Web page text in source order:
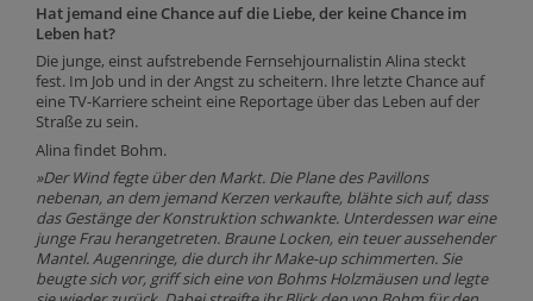
Hat jemand eine Chance auf die Liebe, der keine Chance im
Leben hat?
Die junge, einst aufstrebende Fernsehjournalistin Alina steckt
fest. Im Job und in der Angst zu scheitern. Ihre letzte Chance auf
eine TV-Karriere scheint eine Reportage über das Leben auf der
Straße zu sein.
Alina findet Bohm.
»Der Wind fegte über den Markt. Die Plane des Pavillons
nebenan, an dem jemand Kerzen verkaufte, blähte sich auf, dass
das Gestänge der Konstruktion schwankte. Unterdessen war eine
junge Frau herangetreten. Braune Locken, ein teuer aussehender
Mantel. Augenringe, die durch ihr Make-up schimmerten. Sie
beugte sich vor, griff sich eine von Bohms Holzmäusen und legte